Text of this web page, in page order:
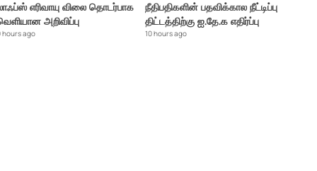
எரிவாயு விலை தொடர்பாக
அறிவிப்பு
hours ago
நீதிபதிகளின் பதவிக்கால நீட்டிப்பு
திட்டத்திற்கு ஐ.தே.க எதிர்ப்பு
10 hours ago